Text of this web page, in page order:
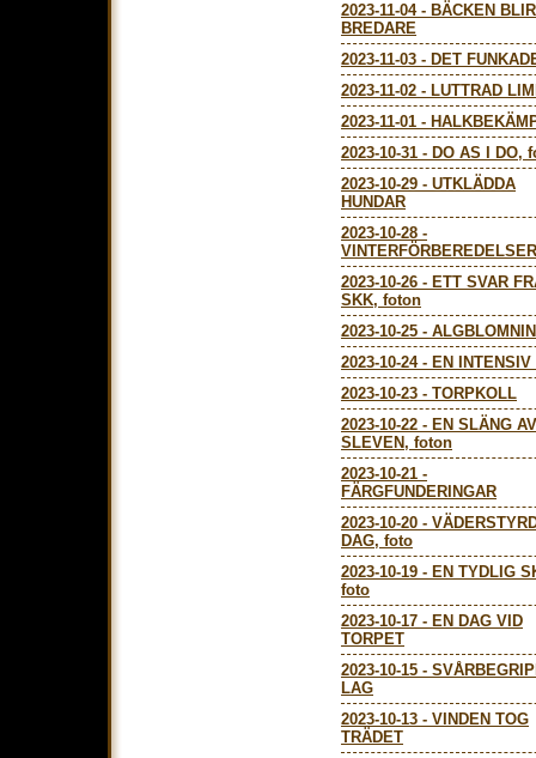
2023-11-04- BÄCKEN
BREDARE
2023-11-03 - DET
2023-11-02 - LUTTRAD
2023-11-01 -
2023-10-31 - DO AS I DO,
2023-10-29 - UTKLÄDDA
HUNDAR
2023-10-28 -
VINTERFÖRBEREDELSER
2023-10-26 - ETT SVAR
SKK, foton
2023-10-25 -
2023-10-24- EN INTENSIV
2023-10-23 - TORPKOLL
2023-10-22 - EN SLÄNG AV
SLEVEN, foton
2023-10-21 -
FÄRGFUNDERINGAR
2023-10-20 -
DAG, foto
2023-10-19 - EN TYDLIG
foto
2023-10-17 - EN DAG VID
TORPET
2023-10-15 -
LAG
2023-10-13 - VINDEN TOG
TRÄDET